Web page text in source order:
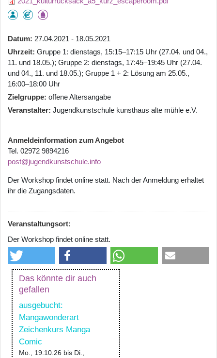
Datum 27.04.2021 - 18.05.2021
Uhrzeit Gruppe 1: dienstags, 15:15–17:15 Uhr (27.04. und 04.,
11. und 18.05.); Gruppe 2: dienstags, 17:45–19:45 Uhr (27.04.
und 04., 11. und 18.05.); Gruppe 1 + 2: Lösung am 25.05.,
16:00–18:00 Uhr
Zielgruppe offene Altersangabe
Veranstalter Jugendkunstschule kunsthaus alte mühle e.V.
Anmeldeinformation zum Angebot
Tel. 02972 9894216
post@jugendkunstschule.info
Der Workshop findet online statt. Nach der Anmeldung erhaltet
ihr die Zugangsdaten.
Veranstaltungsort:
Der Workshop findet online statt.
Das könnte dir auch
gefallen
ausgebucht:
Mangawonderart
Zeichenkurs Manga
Comic
Mo., 19.10.26 bis Di.,